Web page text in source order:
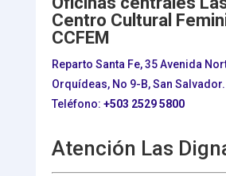
Centro Cultural
CCFEM
Reparto Santa Fe, 35 Avenida
Orquídeas, No 9-B, San Salvador.
Teléfono: +503 2529 5800
Atención Las